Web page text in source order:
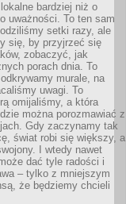
bardziej niż o
uważności. To ten sam
setki razy, ale
się, by przyjrzeć się
zobaczyć, jak
porach dnia. To
murale, na
uwagi. To
omijaliśmy, a która
można porozmawiać z
Gdy zaczynamy tak
świat robi się większy, a
I wtedy nawet
dać tyle radości i
– tylko z mniejszym
że będziemy chcieli